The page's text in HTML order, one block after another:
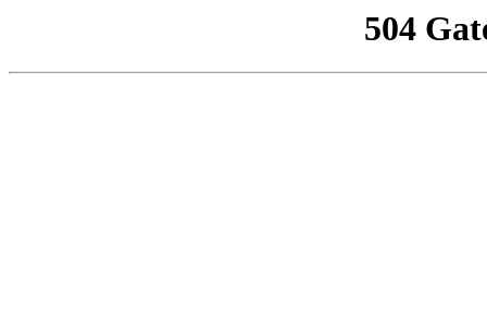
504